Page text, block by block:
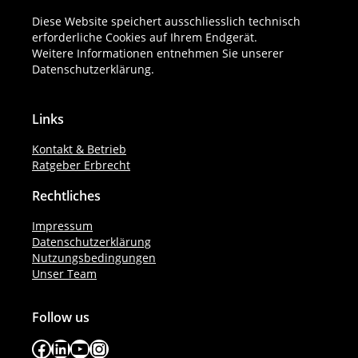
werden. Unter mehreren Miterben erfolgt
zudem unter Umständen eineAnrechnung
lebzeitiger Schenkungen auf den Erbteil.
Diese Website speichert ausschliesslich technisch
erforderliche Cookies auf Ihrem Endgerät.
Weitere Informationen entnehmen Sie unserer
Datenschutzerklärung.
Links
Kontakt & Betrieb
Ratgeber Erbrecht
Rechtliches
Impressum
Datenschutzerklärung
Nutzungsbedingungen
Unser Team
Follow us
Facebook
LinkedIn
YouTube
Instagram